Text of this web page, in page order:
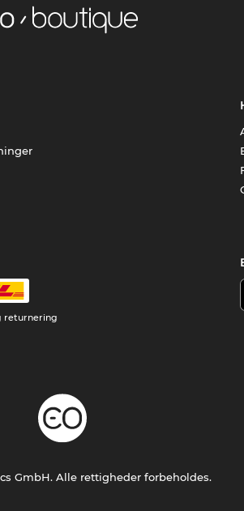
returnering
GmbH. Alle rettigheder forbeholdes.